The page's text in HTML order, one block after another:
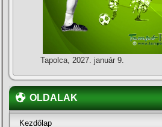
Tapolca, 2027. január 9.
OLDALAK
Kezdőlap